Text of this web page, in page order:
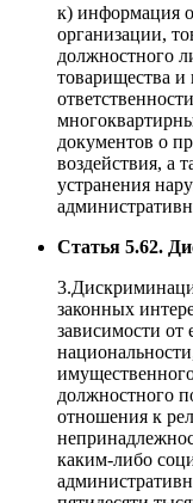
к) информация
организации,
должностного
товарищества и
документов о
воздействия, а
устранения
Статья 5.62.
законных
зависимости от
должностного
отношения к
каким-либо